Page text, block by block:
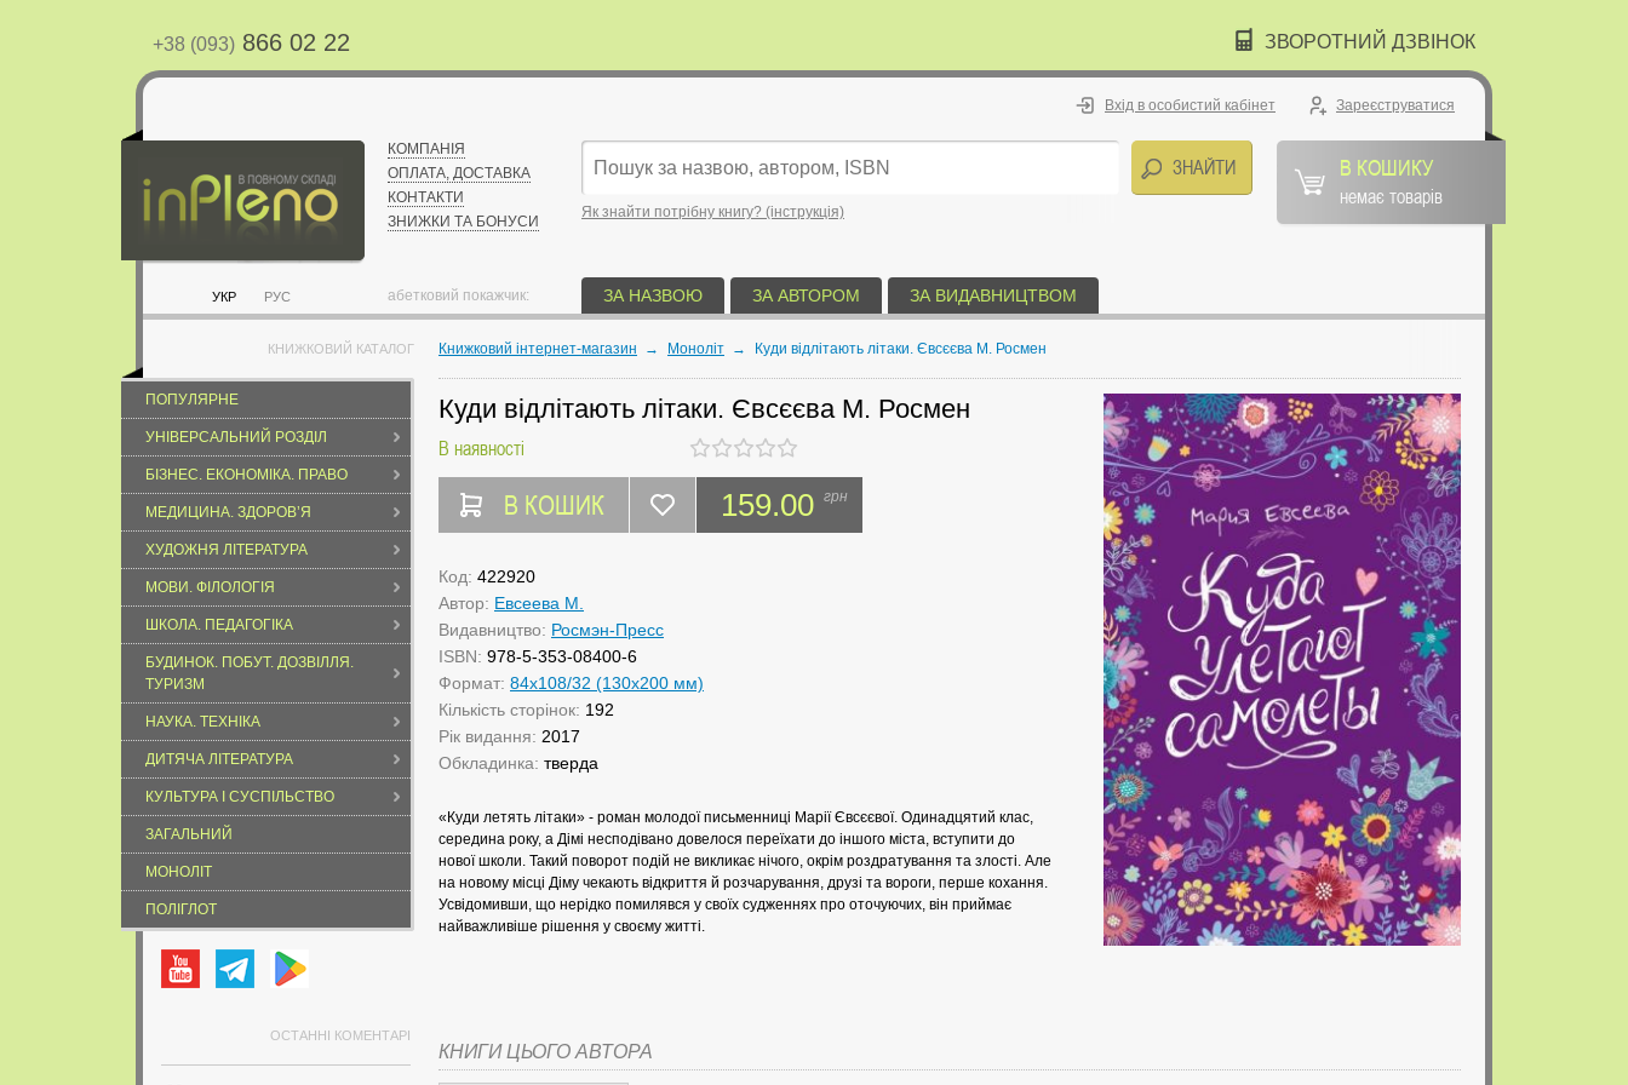
+38 (093) 866 02 22 ЗВОРОТНИЙ ДЗВІНОК
УКР РУС
КОМПАНІЯ
ОПЛАТА, ДОСТАВКА
КОНТАКТИ
ЗНИЖКИ ТА БОНУСИ
Вхід в особистий кабінет Зареєструватися
Як знайти потрібну книгу? (інструкція)
В КОШИКУ
немає товарів
абетковий покажчик: ЗА НАЗВОЮ ЗА АВТОРОМ ЗА ВИДАВНИЦТВОМ
КНИЖКОВИЙ КАТАЛОГ
ПОПУЛЯРНЕ
УНІВЕРСАЛЬНИЙ РОЗДІЛ
БІЗНЕС. ЕКОНОМІКА. ПРАВО
МЕДИЦИНА. ЗДОРОВ’Я
ХУДОЖНЯ ЛІТЕРАТУРА
МОВИ. ФІЛОЛОГІЯ
ШКОЛА. ПЕДАГОГІКА
БУДИНОК. ПОБУТ. ДОЗВІЛЛЯ.
ТУРИЗМ
НАУКА. ТЕХНІКА
ДИТЯЧА ЛІТЕРАТУРА
КУЛЬТУРА І СУСПІЛЬСТВО
ЗАГАЛЬНИЙ
МОНОЛІТ
ПОЛІГЛОТ
ОСТАННІ КОМЕНТАРІ
Книжковий інтернет-магазин → Моноліт → Куди відлітають літаки. Євсєєва М. Росмен
Куди відлітають літаки. Євсєєва М. Росмен
В наявності
В КОШИК 159.00 грн
Код: 422920
Автор: Евсеева М.
Видавництво: Росмэн-Пресс
ISBN: 978-5-353-08400-6
Формат: 84x108/32 (130x200 мм)
Кількість сторінок: 192
Рік видання: 2017
Обкладинка: тверда
«Куди летять літаки» - роман молодої письменниці Марії Євсєєвої. Одинадцятий клас,
середина року, а Дімі несподівано довелося переїхати до іншого міста, вступити до
нової школи. Такий поворот подій не викликає нічого, окрім роздратування та злості. Але
на новому місці Діму чекають відкриття й розчарування, друзі та вороги, перше кохання.
Усвідомивши, що нерідко помилявся у своїх судженнях про оточуючих, він приймає
найважливіше рішення у своєму житті.
КНИГИ ЦЬОГО АВТОРА